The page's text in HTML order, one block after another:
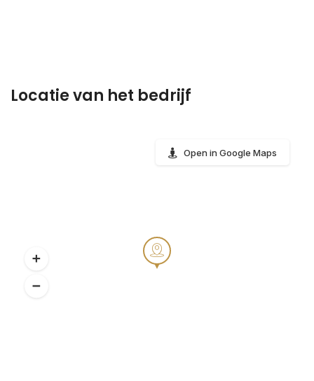
Locatie van het bedrijf
Open in Google Maps